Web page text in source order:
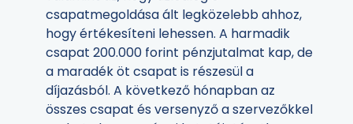
csapatmegoldása ált legközelebb ahhoz,
hogy értékesíteni lehessen. A harmadik
csapat 200.000 forint pénzjutalmat kap, de
a maradék öt csapat is részesül a
díjazásból. A következő hónapban az
összes csapat és versenyző a szervezőkkel